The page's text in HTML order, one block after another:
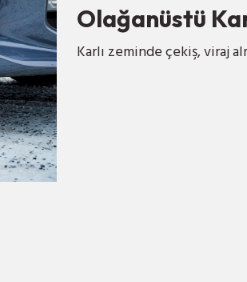
Olağanüstü
Karlı zeminde çekiş, viraj